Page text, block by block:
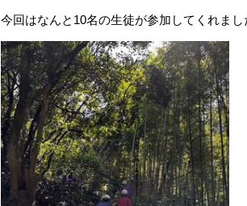
今回はなんと10名の生徒が参加してくれまし